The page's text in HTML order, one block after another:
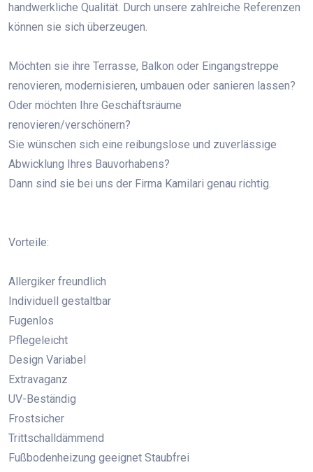
handwerkliche Qualität. Durch unsere zahlreiche Referenzen
können sie sich überzeugen.
Möchten sie ihre Terrasse, Balkon oder Eingangstreppe
renovieren, modernisieren, umbauen oder sanieren lassen?
Oder möchten Ihre Geschäftsräume
renovieren/verschönern?
Sie wünschen sich eine reibungslose und zuverlässige
Abwicklung Ihres Bauvorhabens?
Dann sind sie bei uns der Firma Kamilari genau richtig.
Vorteile:
Allergiker freundlich
Individuell gestaltbar
Fugenlos
Pflegeleicht
Design Variabel
Extravaganz
UV-Beständig
Frostsicher
Trittschalldämmend
Fußbodenheizung geeignet Staubfrei